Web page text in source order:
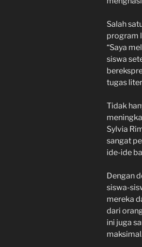
Salah
program
“Saya
siswa
tugas
Tidak
Sylvia
sangat
ide-ide
Dengan
siswa-
mereka
dari
ini juga